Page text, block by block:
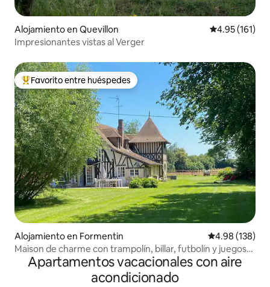
Alojamiento en Quevillon Calificación
4.95 (161)
Impresionantes vistas al Verger
Favorito entre huéspedes preferido
Favorito entre huéspedes
Alojamiento en Formentin Calificación
4.98 (138)
Maison de charme con trampolín, billar, futbolín y juegos
de Arcade
Apartamentos vacacionales con aire
acondicionado